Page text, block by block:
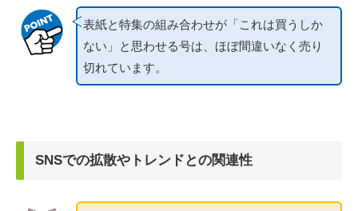
表紙と特集の組み合わせが「これは買うしか
ない」と思わせる号は、ほぼ間違いなく売り
切れています。
SNSでの拡散やトレンドとの関連性